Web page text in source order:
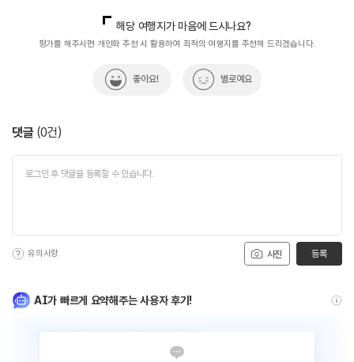
해당 여행지가 마음에 드시나요?
평가를 해주시면 개인화 추천 시 활용하여 최적의 여행지를 추천해 드리겠습니다.
좋아요! 별로예요
댓글 (0건)
사진
유의사항 등록
AI가 빠르게 요약해주는 사용자 후기!